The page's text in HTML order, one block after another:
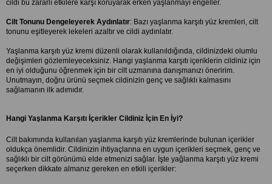
cildi bu zararlı etkilere karşı koruyarak erken yaşlanmayı engeller.
Cilt Tonunu Dengeleyerek Aydınlatır: Bazı yaşlanma karşıtı yüz kremleri, cilt
tonunu eşitleyerek lekeleri azaltır ve cildi aydınlatır.
Yaşlanma karşıtı yüz kremi düzenli olarak kullanıldığında, cildinizdeki olumlu
değişimleri gözlemleyeceksiniz. Hangi yaşlanma karşıtı içeriklerin cildiniz için
en iyi olduğunu öğrenmek için bir cilt uzmanına danışmanızı öneririm.
Unutmayın, doğru ürünü seçmek cildinizin genç ve sağlıklı kalmasını
sağlamanın ilk adımıdır.
Hangi Yaşlanma Karşıtı İçerikler Cildiniz İçin En İyi?
Cilt bakımında kullanılan yaşlanma karşıtı yüz kremlerinde bulunan içerikler
oldukça önemlidir. Cildinizin ihtiyaçlarına en uygun içerikleri seçmek, genç ve
sağlıklı bir cilt görünümü elde etmenizi sağlar. İşte yağlanma karşıtı yüz kremi
seçerken dikkate almanız gereken en etkili içerikler: